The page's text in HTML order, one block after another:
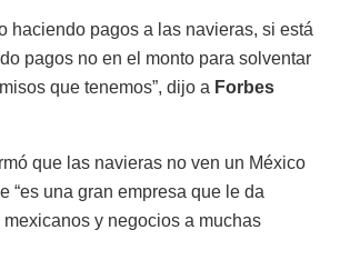
haciendo pagos a las navieras, si está
pagos no en el monto para solventar
que tenemos”, dijo a Forbes
que las navieras no ven un México
“es una gran empresa que le da
y negocios a muchas